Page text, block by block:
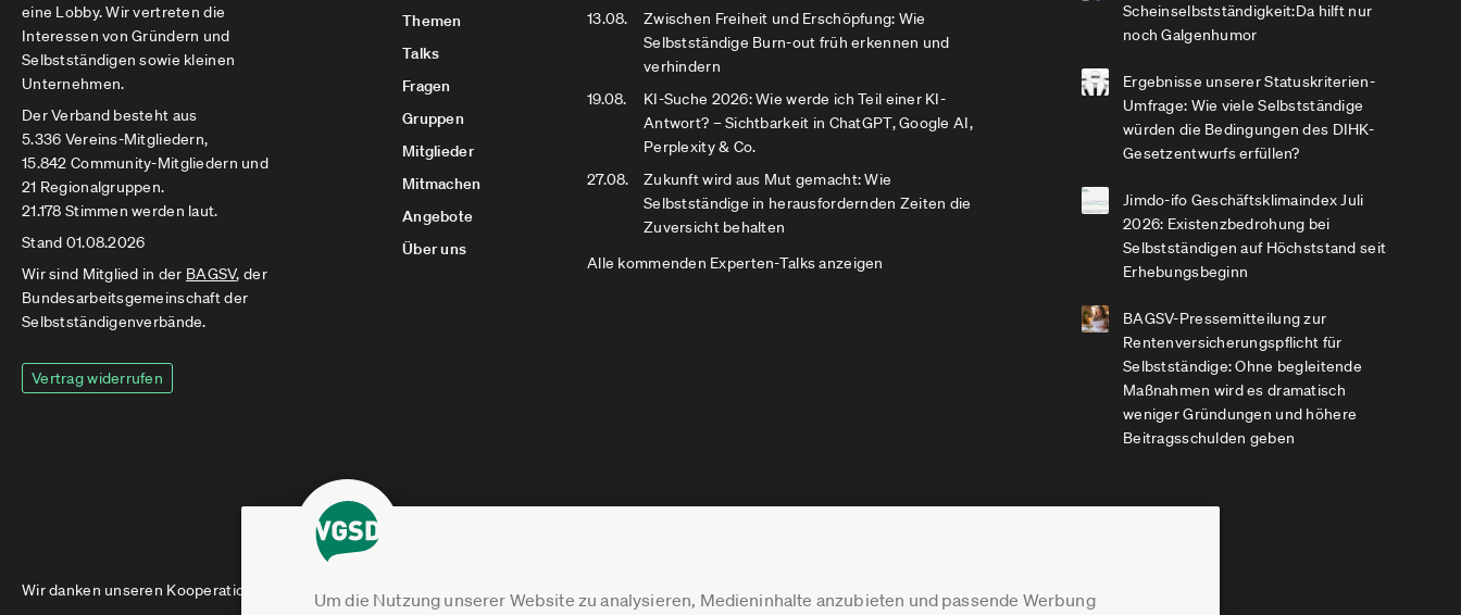
Um die Nutzung unserer Website zu analysieren, Medieninhalte anzubieten und passende Werbung
eine Lobby. Wir vertreten die
Interessen von Gründern und
Selbstständigen sowie kleinen
Unternehmen.
Der Verband besteht aus
5.336 Vereins-Mitgliedern,
15.842 Community-Mitgliedern und
21 Regionalgruppen.
21.178 Stimmen werden laut.
Stand 01.08.2026
Wir sind Mitglied in der BAGSV, der
Bundesarbeitsgemeinschaft der
Selbstständigenverbände.
Vertrag widerrufen
Themen
Talks
Fragen
Gruppen
Mitglieder
Mitmachen
Angebote
Über uns
13.08.
Zwischen Freiheit und Erschöpfung: Wie
Selbstständige Burn-out früh erkennen und
verhindern
19.08.
KI-Suche 2026: Wie werde ich Teil einer KI-
Antwort? – Sichtbarkeit in ChatGPT, Google AI,
Perplexity & Co.
27.08.
Zukunft wird aus Mut gemacht: Wie
Selbstständige in herausfordernden Zeiten die
Zuversicht behalten
Alle kommenden Experten-Talks anzeigen
Scheinselbstständigkeit:Da hilft nur
noch Galgenhumor
Ergebnisse unserer Statuskriterien-
Umfrage: Wie viele Selbstständige
würden die Bedingungen des DIHK-
Gesetzentwurfs erfüllen?
Jimdo-ifo Geschäftsklimaindex Juli
2026: Existenzbedrohung bei
Selbstständigen auf Höchststand seit
Erhebungsbeginn
BAGSV-Pressemitteilung zur
Rentenversicherungspflicht für
Selbstständige: Ohne begleitende
Maßnahmen wird es dramatisch
weniger Gründungen und höhere
Beitragsschulden geben
Wir danken unseren Kooperationspartnern